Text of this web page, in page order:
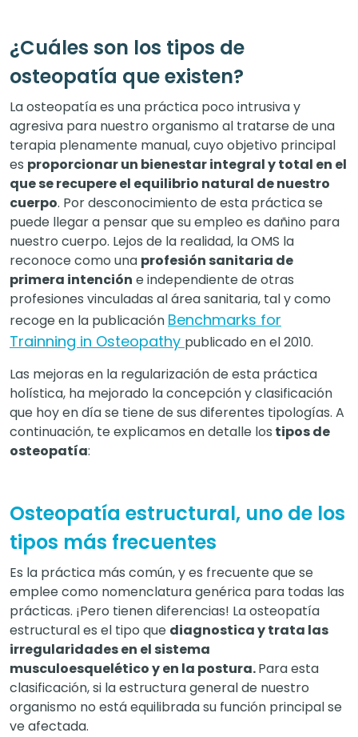
¿Cuáles son los tipos de
osteopatía que existen?
La osteopatía es una práctica poco intrusiva y
agresiva para nuestro organismo al tratarse de una
terapia plenamente manual, cuyo objetivo principal
es proporcionar un bienestar integral y total en el
que se recupere el equilibrio natural de nuestro
cuerpo. Por desconocimiento de esta práctica se
puede llegar a pensar que su empleo es dañino para
nuestro cuerpo. Lejos de la realidad, la OMS la
reconoce como una profesión sanitaria de
primera intención e independiente de otras
profesiones vinculadas al área sanitaria, tal y como
recoge en la publicación Benchmarks for
Trainning in Osteopathy publicado en el 2010.
Las mejoras en la regularización de esta práctica
holística, ha mejorado la concepción y clasificación
que hoy en día se tiene de sus diferentes tipologías. A
continuación, te explicamos en detalle los tipos de
osteopatía:
Osteopatía estructural, uno de los
tipos más frecuentes
Es la práctica más común, y es frecuente que se
emplee como nomenclatura genérica para todas las
prácticas. ¡Pero tienen diferencias! La osteopatía
estructural es el tipo que diagnostica y trata las
irregularidades en el sistema
musculoesquelético y en la postura.Para esta
clasificación, si la estructura general de nuestro
organismo no está equilibrada su función principal se
ve afectada.